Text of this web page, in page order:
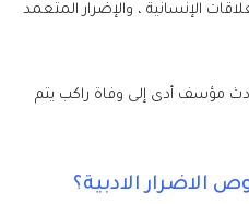
الإنسانية ، والإضرار المتعمد
مؤسف أدى إلى وفاة راكب يتم
الادبية؟